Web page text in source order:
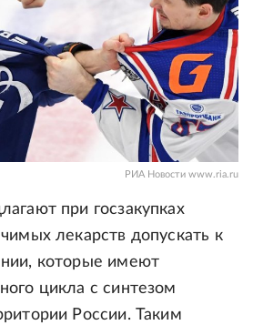
РИА Новости www.ria.ru
при госзакупках
лекарств допускать к
которые имеют
цикла с синтезом
России. Таким